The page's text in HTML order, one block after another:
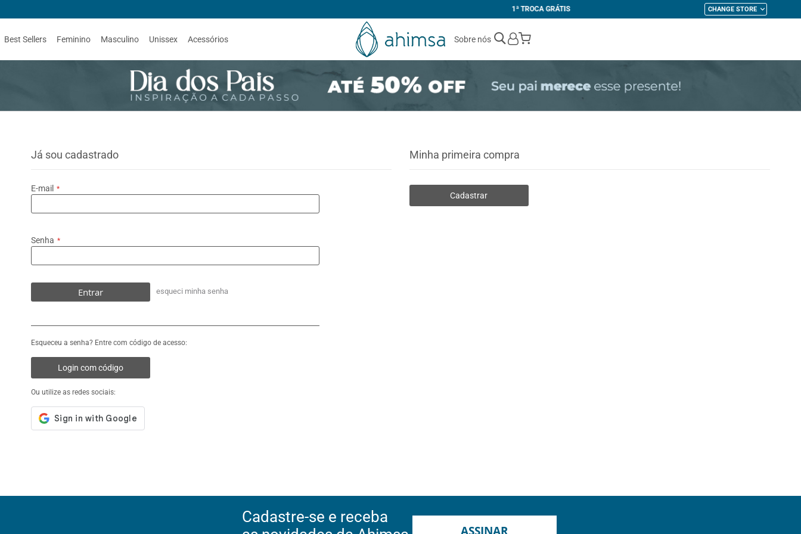
CHANGE STORE
Best Sellers Feminino Masculino Unissex Acessórios Sobre nós
My Cart
Já sou cadastrado
E-mail
Senha
Entrar esqueci minha senha
Esqueceu a senha? Entre com código de acesso:
Login com código
Ou utilize as redes sociais:
Minha primeira compra
Cadastrar
Cadastre-se e receba